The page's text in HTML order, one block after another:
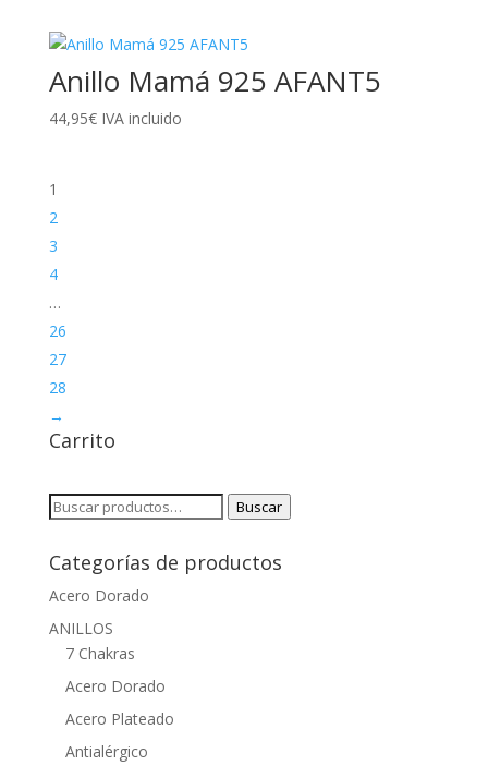
Anillo Mamá 925 AFANT5
44,95€ IVA incluido
1
2
3
4
…
26
27
28
→
Carrito
Buscar
Buscar
Categorías de productos
Acero Dorado
ANILLOS
7 Chakras
Acero Dorado
Acero Plateado
Antialérgico